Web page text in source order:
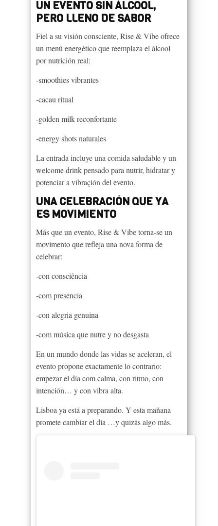
UN EVENTO SIN ÁLCOOL,
PERO LLENO DE SABOR
Fiel a su visión consciente, Rise & Vibe ofrece
un menú energético que reemplaza el álcool
por nutrición real:
-smoothies vibrantes
-cacau ritual
-golden milk reconfortante
-energy shots naturales
La entrada incluye una comida saludable y un
welcome drink pensado para nutrir, hidratar y
potenciar a vibraçión del evento.
UNA CELEBRACIÓN QUE YA
ES MOVIMIENTO
Más que un evento, Rise & Vibe torna-se un
movimento que refleja una nova forma de
celebrar:
-con consciência
-com presencia
-con alegria genuina
-com música que nutre y no desgasta
En un mundo donde las vidas se aceleran, el
evento propone exactamente lo contrario:
empezar el día com calma, con ritmo, con
intención… y con vibra alta.
Lisboa ya está a preparando. Y esta mañana
promete cambiar el día …y quizás algo más.